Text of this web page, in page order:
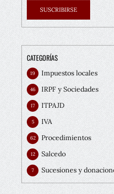
CATEGORÍAS
Impuestos locales
19
IRPF y Sociedades
46
ITPAJD
17
IVA
5
Procedimientos
62
Salcedo
12
Sucesiones y
7